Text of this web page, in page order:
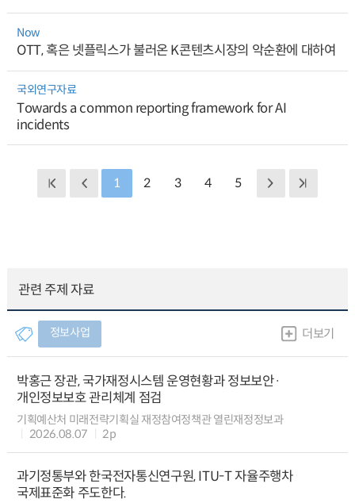
Now
OTT, 혹은 넷플릭스가 불러온 K콘텐츠시장의 악순환에 대하여
국외연구자료
Towards a common reporting framework for AI
incidents
1 2 3 4 5
관련 주제 자료
정보사업 더보기
박홍근 장관, 국가재정시스템 운영현황과 정보보안·
개인정보보호 관리체계 점검
기획예산처 미래전략기획실 재정참여정책관 열린재정정보과
2026.08.07
2p
과기정통부와 한국전자통신연구원, ITU-T 자율주행차
국제표준화 주도한다.